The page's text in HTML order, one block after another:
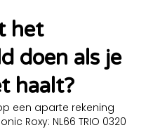
het
doen als je
haalt?
een aparte rekening
Roxy: NL66 TRIO 0320